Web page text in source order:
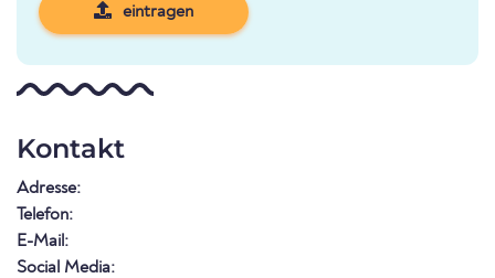
eintragen
Kontakt
Adresse:
Telefon:
E-Mail:
Social Media: